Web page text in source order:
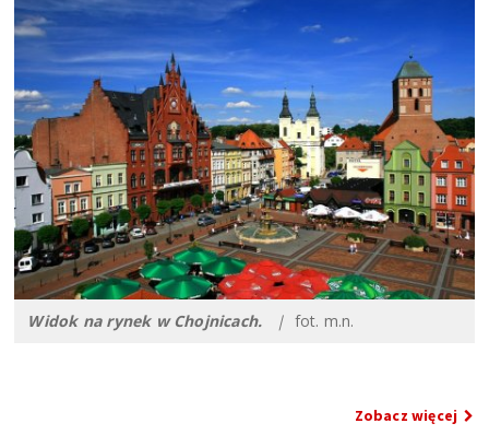
Widok na rynek w Chojnicach. | fot. m.n.
Zobacz więcej